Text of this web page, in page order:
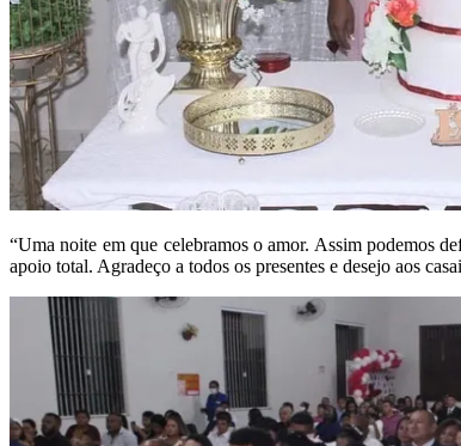
“Uma noite em que celebramos o amor. Assim podemos
apoio total. Agradeço a todos os presentes e desejo aos